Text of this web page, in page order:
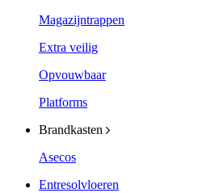
Magazijntrappen
Extra veilig
Opvouwbaar
Platforms
Brandkasten
Asecos
Entresolvloeren